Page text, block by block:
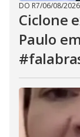
DO R7/06/08/2026
Ciclone
Paulo